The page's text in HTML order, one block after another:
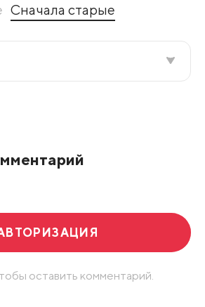
Сначала старые
оставить комментарий.